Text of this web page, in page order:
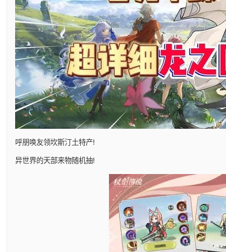
呼朋唤友领坎斯汀土特产!
异世界的天部来物随机抽!